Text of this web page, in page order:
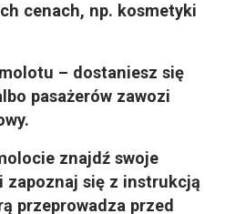
cenach, np. kosmetyki
– dostaniesz się
pasażerów zawozi
znajdź swoje
zapoznaj się z instrukcją
przeprowadza przed